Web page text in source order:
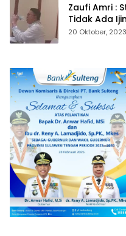
Zaufi Amri :
Tidak Ada
20 Oktober, 2023